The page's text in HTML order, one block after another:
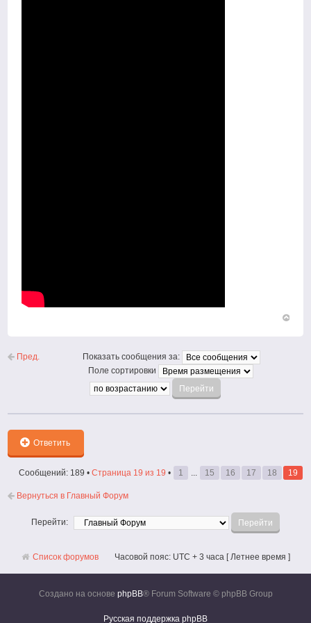
Пред.
Показать сообщения за:
Поле сортировки
Ответить
Сообщений: 189 • Страница 19 из 19 • 1 15 16 17 18 19
Вернуться в Главный Форум
Перейти:
Список форумов Часовой пояс: UTC + 3 часа [ Летнее время ]
Создано на основе phpBB® Forum Software © phpBB Group
Русская поддержка phpBB